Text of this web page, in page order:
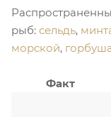
рыб: сельдь,
морской,
Факт